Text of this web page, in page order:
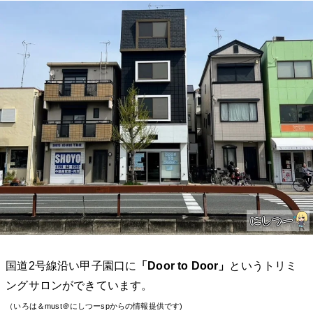
国道2号線沿い甲子園口に 「Door to Door」 というトリミ
ングサロンができています。
（いろは＆must＠にしつーspからの情報提供です)